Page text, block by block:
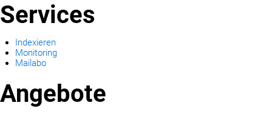
Services
Indexieren
Monitoring
Mailabo
Angebote